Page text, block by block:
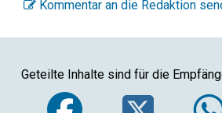
Kommentar an die Redaktion
Geteilte Inhalte sind für die
Facebook